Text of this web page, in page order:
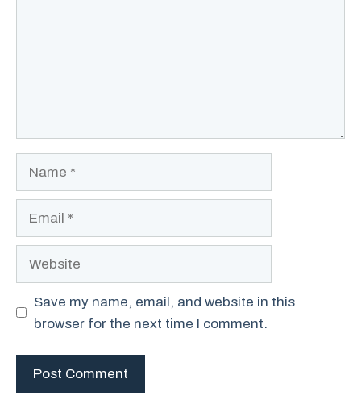
Save my name, email, and website in this
browser for the next time I comment.